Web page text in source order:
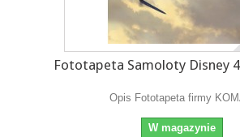
Fototapeta Samoloty Disney
Opis Fototapeta firmy
W magazynie